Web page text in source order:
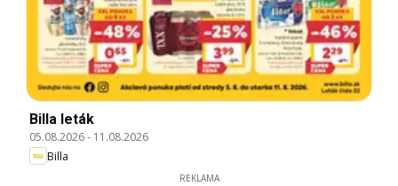
Billa leták
05.08.2026- 11.08.2026
Billa
REKLAMA